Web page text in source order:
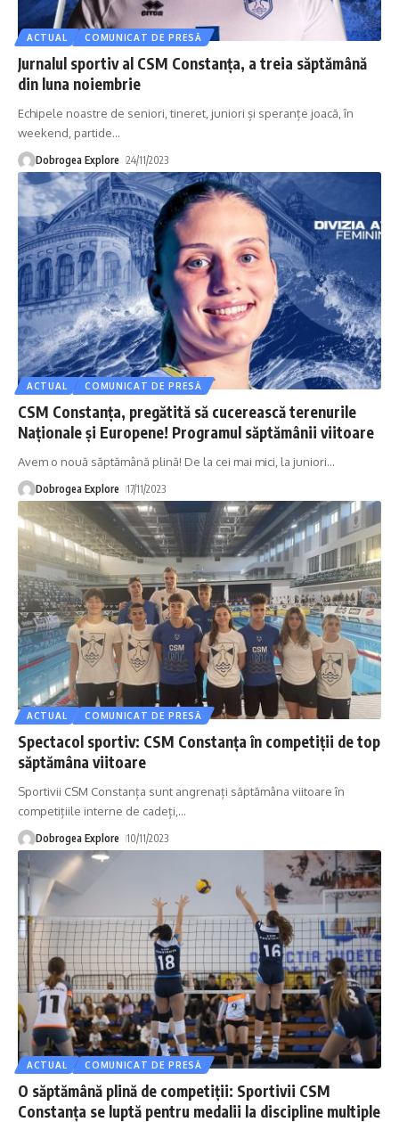
ACTUAL COMUNICAT DE PRESĂ
Jurnalul sportiv al CSM Constanța, a treia săptămână
din luna noiembrie
Echipele noastre de seniori, tineret, juniori și speranțe joacă, în
weekend, partide…
Dobrogea Explore 24/11/2023
ACTUAL COMUNICAT DE PRESĂ
CSM Constanța, pregătită să cucerească terenurile
Naționale și Europene! Programul săptămânii viitoare
Avem o nouă săptămână plină! De la cei mai mici, la juniori…
Dobrogea Explore 17/11/2023
ACTUAL COMUNICAT DE PRESĂ
Spectacol sportiv: CSM Constanța în competiții de top
săptămâna viitoare
Sportivii CSM Constanța sunt angrenați săptămâna viitoare în
competițiile interne de cadeți, …
Dobrogea Explore 10/11/2023
ACTUAL COMUNICAT DE PRESĂ
O săptămână plină de competiții: Sportivii CSM
Constanța se luptă pentru medalii la discipline multiple